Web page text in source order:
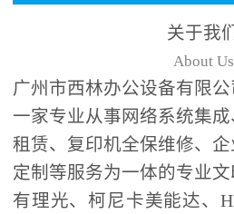
关于我
About Us
广州市西林办公设备有限
一家专业从事网络系统集
租赁、复印机全保维修、
定制等服务为一体的专业
有理光、柯尼卡美能达、